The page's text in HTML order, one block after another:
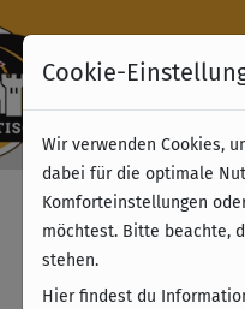
Kostenloser
Cookie-
Wir verwenden Cookies,
dabei für die optimale
Komforteinstellungen
möchtest. Bitte beachte,
stehen.
Hier findest du